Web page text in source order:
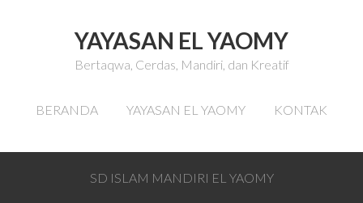
YAYASAN EL YAOMY
Bertaqwa, Cerdas, Mandiri, dan Kreatif
BERANDA YAYASAN EL YAOMY KONTAK
SD ISLAM MANDIRI EL YAOMY